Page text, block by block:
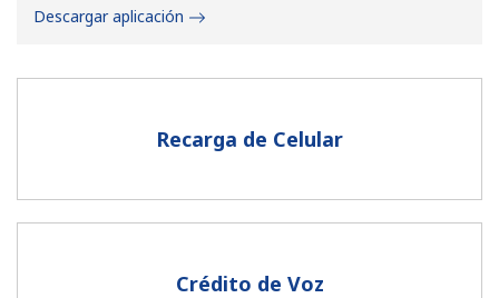
Un caracter especial
Recarga de Celular
Crédito de Voz
Descargar aplicación